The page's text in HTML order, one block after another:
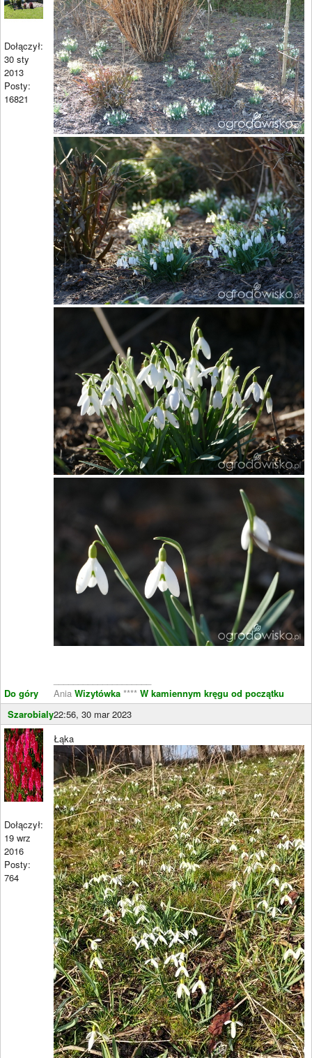
Dołączył:
30 sty
2013
Posty:
16821
Do góry
Ania Wizytówka **** W kamiennym kręgu od początku
Szarobialy22:56, 30 mar 2023
Dołączył:
19 wrz
2016
Posty:
764
Łąka